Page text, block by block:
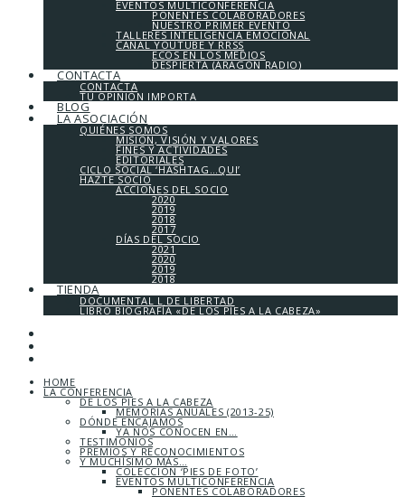
EVENTOS MULTICONFERENCIA
PONENTES COLABORADORES
NUESTRO PRIMER EVENTO
TALLERES INTELIGENCIA EMOCIONAL
CANAL YOUTUBE Y RRSS
ECOS EN LOS MEDIOS
DESPIERTA (ARAGÓN RADIO)
CONTACTA
CONTACTA
TU OPINIÓN IMPORTA
BLOG
LA ASOCIACIÓN
QUIÉNES SOMOS
MISIÓN, VISIÓN Y VALORES
FINES Y ACTIVIDADES
EDITORIALES
CICLO SOCIAL ‘HASHTAG…QUI’
HAZTE SOCIO
ACCIONES DEL SOCIO
2020
2019
2018
2017
DÍAS DEL SOCIO
2021
2020
2019
2018
TIENDA
DOCUMENTAL L DE LIBERTAD
LIBRO BIOGRAFÍA «DE LOS PIES A LA CABEZA»
HOME
LA CONFERENCIA
DE LOS PIES A LA CABEZA
MEMORIAS ANUALES (2013-25)
DÓNDE ENCAJAMOS
YA NOS CONOCEN EN…
TESTIMONIOS
PREMIOS Y RECONOCIMIENTOS
Y MUCHÍSIMO MÁS…
COLECCIÓN ‘PIES DE FOTO’
EVENTOS MULTICONFERENCIA
PONENTES COLABORADORES